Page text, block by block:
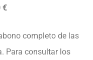
€
completo de las
Para consultar los